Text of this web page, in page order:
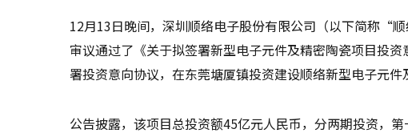
12月13日晚间，深圳顺络电子股份有限公司（以下简称“
审议通过了《关于拟签署新型电子元件及精密陶瓷项目投
署投资意向协议，在东莞塘厦镇投资建设顺络新型电子元件
公告披露，该项目总投资额45亿元人民币，分两期投资，